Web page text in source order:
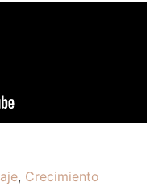
, Crecimiento